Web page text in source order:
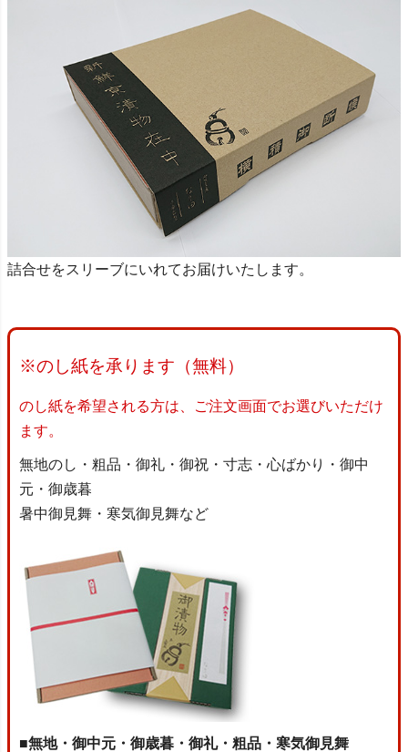
詰合せをスリーブにいれてお届けいたします。
※のし紙を承ります（無料）
のし紙を希望される方は、ご注文画面でお選びいただけ
ます。
無地のし・粗品・御礼・御祝・寸志・心ばかり・御中
元・御歳暮
暑中御見舞・寒気御見舞など
■無地・御中元・御歳暮・御礼・粗品・寒気御見舞